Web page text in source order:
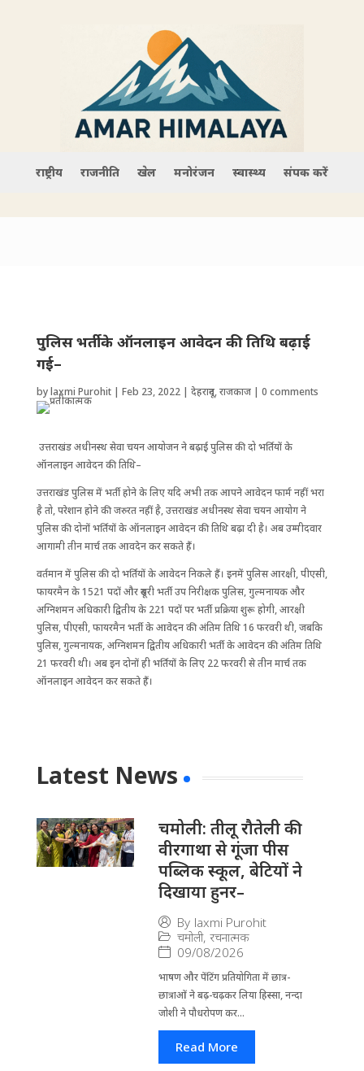
राष्ट्रीय राजनीति खेल मनोरंजन स्वास्थ्य संपर्क करें
पुलिस भर्ती के ऑनलाइन आवेदन की तिथि बढ़ाई
गई–
bylaxmi Purohit| Feb 23, 2022| देहरादून,राजकाज| 0 comments
उत्तराखंड अधीनस्थ सेवा चयन आयोजन ने बढ़ाई पुलिस की दो भर्तियों के
ऑनलाइन आवेदन की तिथि–
उत्तराखंड पुलिस में भर्ती होने के लिए यदि अभी तक आपने आवेदन फार्म नहीं भरा
है तो, परेशान होने की जरुरत नहीं है, उत्तराखंड अधीनस्थ सेवा चयन आयोग ने
पुलिस की दोनों भर्तियों के ऑनलाइन आवेदन की तिथि बढ़ा दी है। अब उम्मीदवार
आगामी तीन मार्च तक आवदेन कर सकते हैं।
वर्तमान में पुलिस की दो भर्तियों के आवेदन निकले हैं। इनमें पुलिस आरक्षी, पीएसी,
फायरमैन के 1521 पदों और दूसरी भर्ती उप निरीक्षक पुलिस, गुल्मनायक और
अग्निशमन अधिकारी द्वितीय के 221 पदों पर भर्ती प्रक्रिया शुरू होगी, आरक्षी
पुलिस, पीएसी, फायरमैन भर्ती के आवेदन की अंतिम तिथि 16 फरवरी थी, जबकि
पुलिस, गुल्मनायक, अग्निशमन द्वितीय अधिकारी भर्ती के आवेदन की अंतिम तिथि
21 फरवरी थी। अब इन दोनों ही भर्तियों के लिए 22 फरवरी से तीन मार्च तक
ऑनलाइन आवेदन कर सकते हैं।
Latest News
चमोली: तीलू रौतेली की
वीरगाथा से गूंजा पीस
पब्लिक स्कूल, बेटियों ने
दिखाया हुनर–
By laxmi Purohit
चमोली, रचनात्मक
09/08/2026
भाषण और पेंटिंग प्रतियोगिता में छात्र-
छात्राओं ने बढ़-चढ़कर लिया हिस्सा, नन्दा
जोशी ने पौधरोपण कर...
Read More